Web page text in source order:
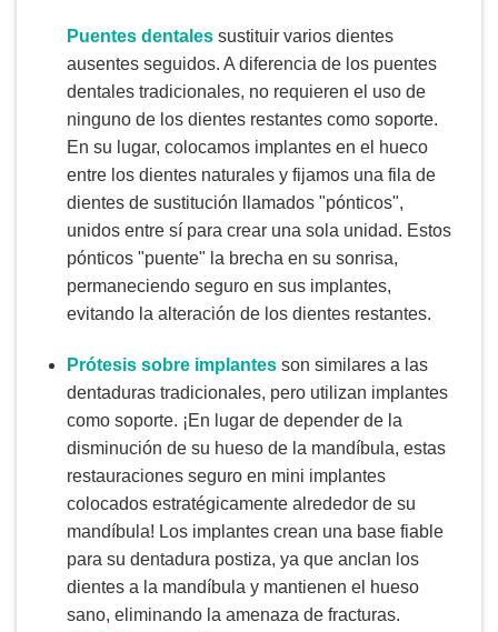
Puentes dentalessustituir varios dientes
ausentes seguidos. A diferencia de los puentes
dentales tradicionales, no requieren el uso de
ninguno de los dientes restantes como soporte.
En su lugar, colocamos implantes en el hueco
entre los dientes naturales y fijamos una fila de
dientes de sustitución llamados "pónticos",
unidos entre sí para crear una sola unidad. Estos
pónticos "puente" la brecha en su sonrisa,
permaneciendo seguro en sus implantes,
evitando la alteración de los dientes restantes.
Prótesis sobre implantesson similares a las
dentaduras tradicionales, pero utilizan implantes
como soporte. ¡En lugar de depender de la
disminución de su hueso de la mandíbula, estas
restauraciones seguro en mini implantes
colocados estratégicamente alrededor de su
mandíbula! Los implantes crean una base fiable
para su dentadura postiza, ya que anclan los
dientes a la mandíbula y mantienen el hueso
sano, eliminando la amenaza de fracturas.